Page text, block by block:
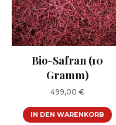
Bio-Safran (10
Gramm)
499,00 €
IN DEN WARENKORB